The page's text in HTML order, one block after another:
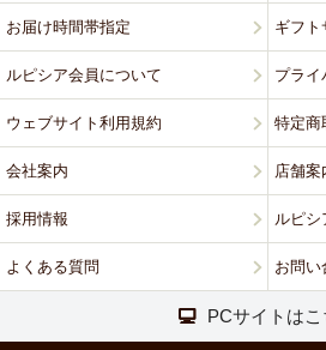
お届け時間帯指定 ギフト
ルピシア会員について プライ
ウェブサイト利用規約 特定商
会社案内 店舗案
採用情報 ルピシ
よくある質問 お問い
PCサイトはこ